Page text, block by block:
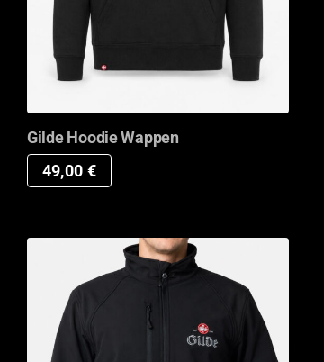
Gilde Hoodie Wappen
49,00 €